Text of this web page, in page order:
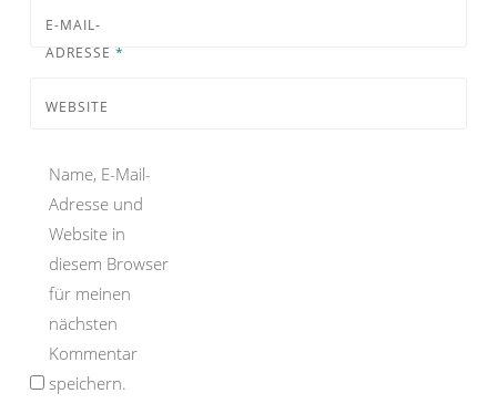
E-MAIL-
ADRESSE *
WEBSITE
Name, E-Mail-
Adresse und
Website in
diesem Browser
für meinen
nächsten
Kommentar
speichern.